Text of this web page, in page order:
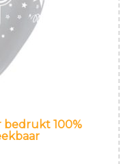
bedrukt 100%